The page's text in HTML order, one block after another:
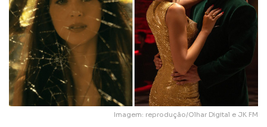
Imagem: reprodução/Olhar Digital e JK FM